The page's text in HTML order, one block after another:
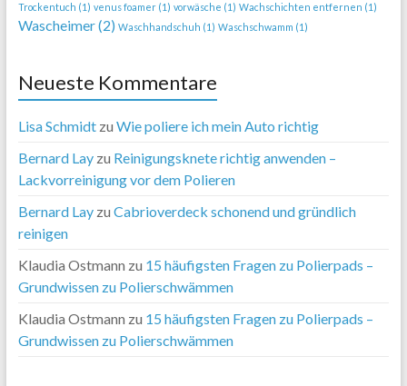
Trockentuch (1) venus foamer(1) vorwäsche (1) Wachschichten entfernen (1)
Wascheimer(2) Waschhandschuh (1) Waschschwamm (1)
Neueste Kommentare
Lisa Schmidtzu Wie poliere ich mein Auto richtig
Bernard Layzu Reinigungsknete richtig anwenden –
Lackvorreinigung vor dem Polieren
Bernard Layzu Cabrioverdeck schonend und gründlich
reinigen
Klaudia Ostmann zu 15 häufigsten Fragen zu Polierpads –
Grundwissen zu Polierschwämmen
Klaudia Ostmann zu 15 häufigsten Fragen zu Polierpads –
Grundwissen zu Polierschwämmen